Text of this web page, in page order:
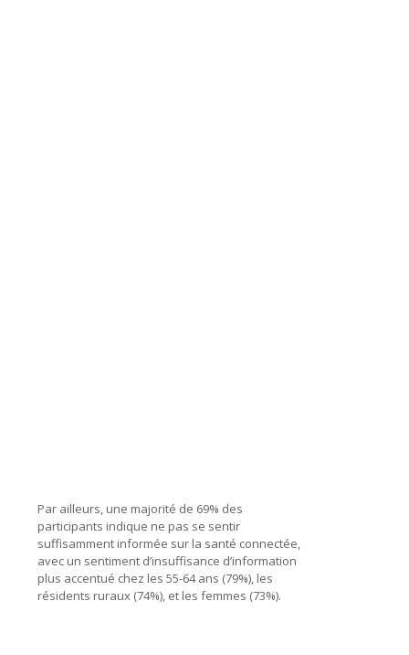
Par ailleurs, une majorité de 69% des
participants indique ne pas se sentir
suffisamment informée sur la santé connectée,
avec un sentiment d’insuffisance d’information
plus accentué chez les 55-64 ans (79%), les
résidents ruraux (74%), et les femmes (73%).